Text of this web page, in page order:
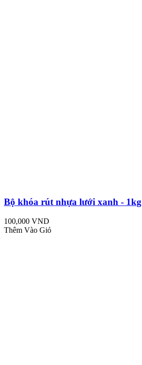
Bộ khóa rút nhựa lưới xanh - 1kg
100,000 VND
Thêm Vào Giỏ